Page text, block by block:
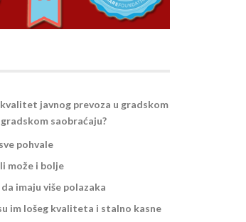
javnog prevoza u gradskom
saobraćaju?
pohvale
može i bolje
imaju više polazaka
im lošeg kvaliteta i stalno kasne